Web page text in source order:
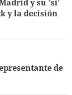
y su 'sí'
y la decisión
de